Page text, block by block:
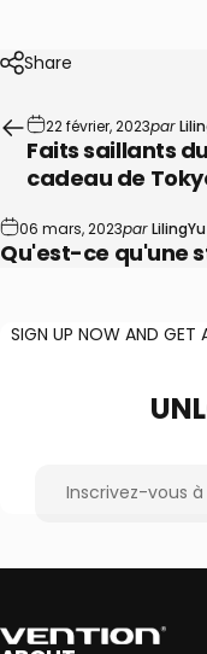
Share
22 février, 2023par
Faits saillants
cadeau de
06 mars, 2023parLilingYu
Qu'est-ce qu'une
SIGN UP NOW AND GET
Inscrivez-vous
Vention